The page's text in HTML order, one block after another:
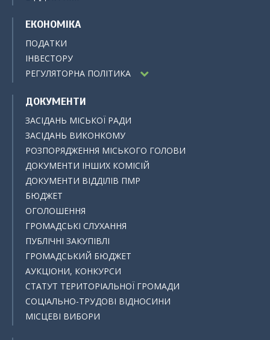
ЕКОНОМІКА
ПОДАТКИ
ІНВЕСТОРУ
РЕГУЛЯТОРНА ПОЛІТИКА
ДОКУМЕНТИ
ЗАСІДАНЬ МІСЬКОЇ РАДИ
ЗАСІДАНЬ ВИКОНКОМУ
РОЗПОРЯДЖЕННЯ МІСЬКОГО ГОЛОВИ
ДОКУМЕНТИ ІНШИХ КОМІСІЙ
ДОКУМЕНТИ ВІДДІЛІВ ПМР
БЮДЖЕТ
ОГОЛОШЕННЯ
ГРОМАДСЬКІ СЛУХАННЯ
ПУБЛІЧНІ ЗАКУПІВЛІ
ГРОМАДСЬКИЙ БЮДЖЕТ
АУКЦІОНИ, КОНКУРСИ
СТАТУТ ТЕРИТОРІАЛЬНОЇ ГРОМАДИ
СОЦІАЛЬНО-ТРУДОВІ ВІДНОСИНИ
МІСЦЕВІ ВИБОРИ